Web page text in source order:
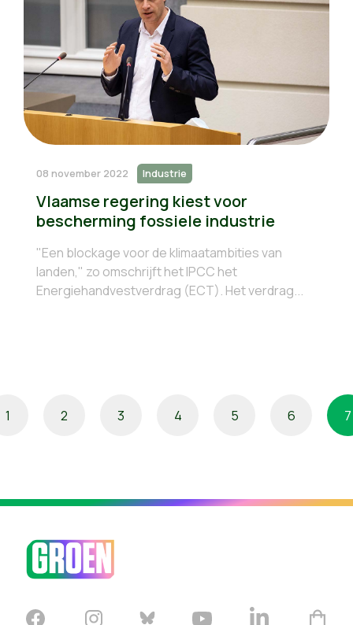
08 november 2022 Industrie
Vlaamse regering kiest voor
bescherming fossiele industrie
"Een blockage voor de klimaatambities van
landen," zo omschrijft het IPCC het
Energiehandvestverdrag (ECT). Het verdrag...
1 2 3 4 5 6 7